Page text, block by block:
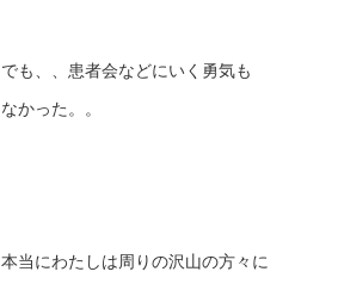
でも、、患者会などにいく勇気も
なかった。。
本当にわたしは周りの沢山の方々に